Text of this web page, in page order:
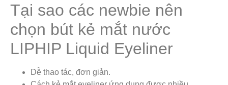
Tại sao các newbie nên
chọn bút kẻ mắt nước
LIPHIP Liquid Eyeliner
Dễ thao tác, đơn giản.